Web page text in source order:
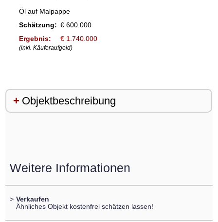
Öl auf Malpappe
Schätzung: € 600.000
Ergebnis:
€ 1.740.000
(inkl. Käuferaufgeld)
Objektbeschreibung
Weitere Informationen
> Verkaufen
Ähnliches Objekt kostenfrei schätzen lassen!